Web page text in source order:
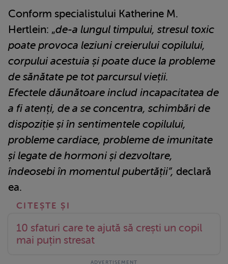
Conform specialistului Katherine M.
Hertlein: „de-a lungul timpului, stresul toxic
poate provoca leziuni creierului copilului,
corpului acestuia și poate duce la probleme
de sănătate pe tot parcursul vieții.
Efectele dăunătoare includ incapacitatea de
a fi atenți, de a se concentra, schimbări de
dispoziție și în sentimentele copilului,
probleme cardiace, probleme de imunitate
și legate de hormoni și dezvoltare,
îndeosebi în momentul pubertății”, declară
ea.
10 sfaturi care te ajută să crești un copil
mai puțin stresat